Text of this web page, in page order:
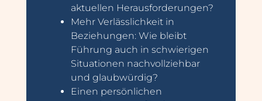
aktuellen Herausforderungen?
Mehr Verlässlichkeit in
Beziehungen: Wie bleibt
Führung auch in schwierigen
Situationen nachvollziehbar
und glaubwürdig?
Einen persönlichen